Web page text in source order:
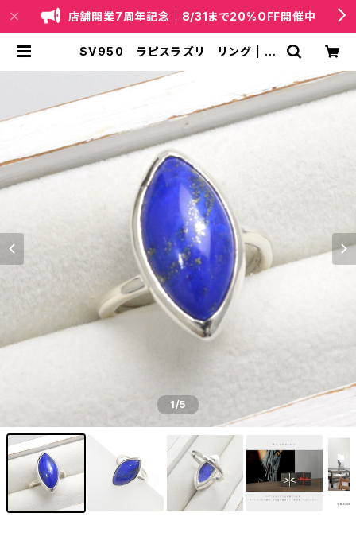
店舗開業7周年記念｜8/31まで20%OFF開催中
SV950 ラピスラズリ リング | 天
（ラピス）
1/5